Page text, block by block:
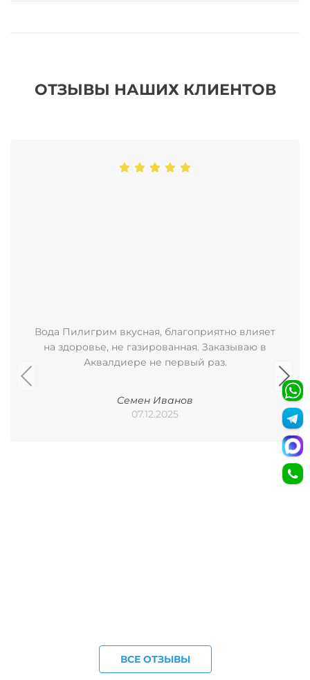
ОТЗЫВЫ НАШИХ КЛИЕНТОВ
Вода Пилигрим вкусная, благоприятно влияет
на здоровье, не газированная. Заказываю в
Аквалдиере не первый раз.
Семен Иванов
07.12.2025
ВСЕ ОТЗЫВЫ